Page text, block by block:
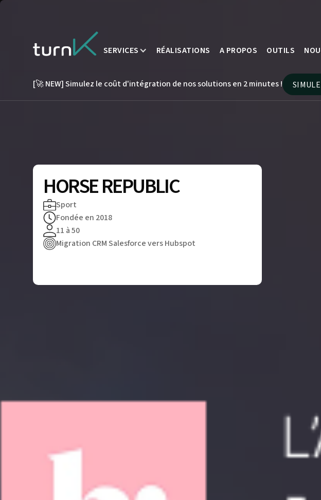
SERVICES RÉALISATIONS A PROPOS OUTILS
[🚀 NEW] Simulez le coût d'intégration de nos solutions en 2 minutes !
HORSE REPUBLIC
Sport
Fondée en 2018
11 à 50
Migration CRM Salesforce vers Hubspot